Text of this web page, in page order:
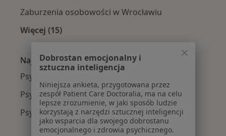
Zaburzenia osobowości w Wrocławiu
Więcej (15)
Najpopularniejsze ubezpieczenia
Psychiatrzy z Medicover w Wrocławiu
Psychiatrzy z INTER Polska w Wrocławiu
Psychiatrzy z Signal Iduna w Wrocławiu
Dobrostan emocjonalny i
sztuczna inteligencja
Niniejsza ankieta, przygotowana przez
zespół Patient Care Doctoralia, ma na celu
lepsze zrozumienie, w jaki sposób ludzie
korzystają z narzędzi sztucznej inteligencji
jako wsparcia dla swojego dobrostanu
emocjonalnego i zdrowia psychicznego.